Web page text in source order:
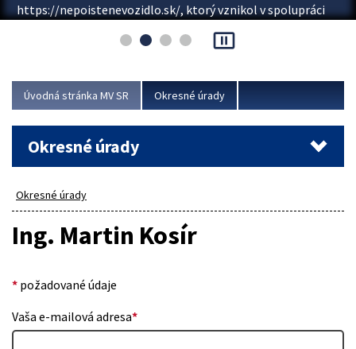
https://nepoistenevozidlo.sk/, ktorý vznikol v spolupráci
asociácie poisťovní (SLASPO) a Ministerstva vnútra SR.
Viac
pause_presentation
Úvodná stránka MV SR Okresné úrady
Okresné úrady
Okresné úrady
Ing. Martin Kosír
* požadované údaje
Vaša e-mailová adresa*